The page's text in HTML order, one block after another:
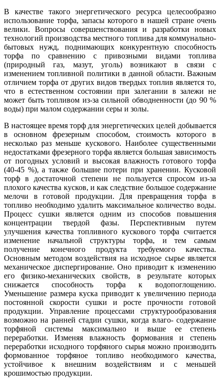
В качестве такого энергетического ресурса целесообразно
использование торфа, запасы которого в нашей стране очень
велики. Вопросы совершенствования и разработки новых
технологий производства местного топлива для коммунально-
бытовых нужд, поднимающих конкурентную способность
торфа по сравнению с привозными видами топлива
(природный газ, мазут, уголь) возникают в связи с
изменением топливной политики в данной области. Важным
отличием торфа от других видов твердых топлив является то,
что в естественном состоянии при залегании в залежи не
может быть топливом из-за сильной обводненности (до 90 %
воды) при малом содержании серы и золы.
В настоящее время торф для энергетических целей добывается
в основном фрезерным способом, стоимость которого в
несколько раз меньше кускового. Наиболее существенными
недостатками фрезерного торфа является большая зависимость
от погодных условий и высокая влажность готового торфа
(40-45 %), а также большие потери при хранении. Кусковой
торф в достаточной степени не пользуется спросом из-за
плохого качества кусков, и как следствие большое содержание
мелочи в готовой продукции. Для превращения торфа в
топливо необходимо удалить максимальное количество воды.
Процесс сушки является одним из способов повышения
концентрации твердой фазы. Перспективным путем
улучшения качества топливного кускового торфа считается
изменение начальной структуры торфа, и тем самым
получение конечного продукта требуемого качества.
Основным методом воздействия на исходное сырье является
механическое диспергирование. Оно приводит к изменению
его физико-механических свойств, в результате которых
снижается способность торфа к водопоглощению.
Уменьшение размера куска приводит к увеличению периода
постоянной скорости сушки и росте прочности готовой
продукции. Управление процессами структурообразования
возможно на ранней стадии сушки, когда влаго- содержание
торфяной системы максимально и выше ее степень
переработки. Изменяя влажность формования и степень
переработки исходного торфяного сырья можно производить
формованное торфяное топливо необходимого качества,
устойчивое к внешним воздействиям и с меньшей
крошимостью продукции.